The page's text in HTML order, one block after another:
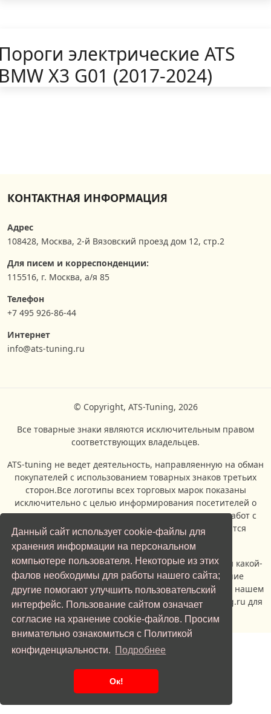
Данный сайт использует cookie-файлы для
хранения информации на персональном
компьютере пользователя. Некоторые из этих
фалов необходимы для работы нашего сайта;
другие помогают улучшить пользовательский
интерфейс. Пользование сайтом означает
согласие на хранение cookie-файлов. Просим
внимательно ознакомиться с Политикой
конфиденциальности. Подробнее
Ок!
электрические ATS
X3 G01 (2017-2024)
КОНТАКТНАЯ ИНФОРМАЦИЯ
Адрес
108428, Москва, 2-й Вязовский проезд дом 12, стр.2
Для писем и корреспонденции:
115516, г. Москва, а/я 85
Телефон
+7 495 926-86-44
Интернет
info@ats-tuning.ru
© Copyright, ATS-Tuning, 2026
Все товарные знаки являются исключительным правом
соответствующих владельцев.
ATS-tuning не ведет деятельность, направляенную на обман
покупателей с использованием товарных знаков третьих
сторон.Все логотипы всех торговых марок показаны
исключительно с целью информирования посетителей о
возможности проведения ремонтых и сервисных работ с
автомобилями, производителями которых являются
владельцы торговых марок.
Если вы являетесь представителем правообладателя какой-
либо торговой марки, и вас не устраивает наличие
изображения логотипа указанной торговой марки на нашем
сайте, просьба обратиться по адерсу info@ats-tuning.ru для
урегулирования спорной ситуации.
Отправить заявку